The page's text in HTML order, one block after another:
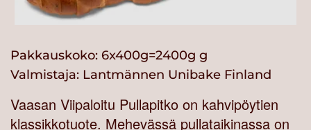
Pakkauskoko: 6x400g=2400g g
Valmistaja: Lantmännen Unibake Finland
Vaasan Viipaloitu Pullapitko on kahvipöytien
klassikkotuote. Mehevässä pullataikinassa on